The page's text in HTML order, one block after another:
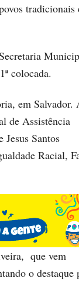
tradicionais
colocada.
em Salvador.
de Assistência
Santos
Racial,
que vem
o destaque